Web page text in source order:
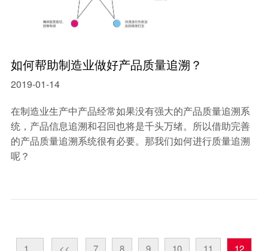
如何帮助制造业做好产品质量追溯？
2019-01-14
在制造业生产中产品经常如果没有强大的产品质量追溯系
统，产品信息追溯和召回也将是千头万绪。所以借助完善
的产品质量追溯系统很有必要。那我们如何进行质量追溯
呢？
1... << 7 8 9 10 11 12